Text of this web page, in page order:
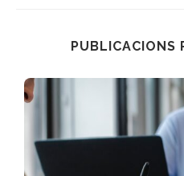
PUBLICACIONS